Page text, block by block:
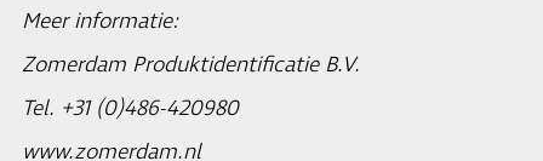
Meer informatie:
Zomerdam Produktidentificatie B.V.
Tel. +31 (0)486-420980
www.zomerdam.nl